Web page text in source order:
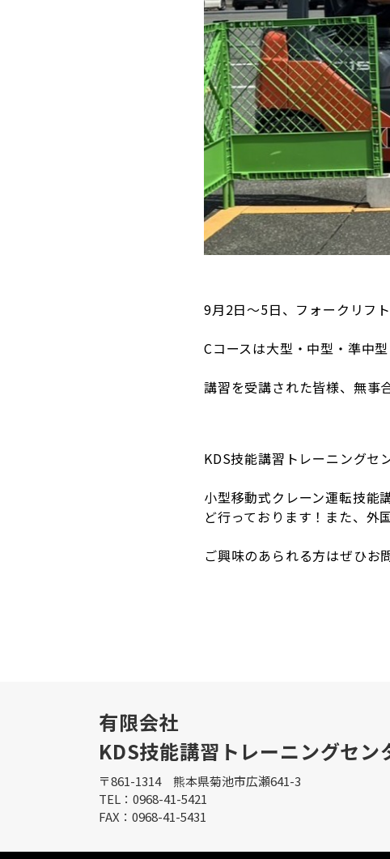
9月2日～5日、フォークリフ
Cコースは大型・中型・準中
講習を受講された皆様、無事
KDS技能講習トレーニングセ
小型移動式クレーン運転技能
ど行っております！また、外
ご興味のあられる方はぜひお
有限会社
KDS技能講習トレーニングセン
〒861-1314 熊本県菊池市広瀬641-3
TEL：0968-41-5421
FAX：0968-41-5431